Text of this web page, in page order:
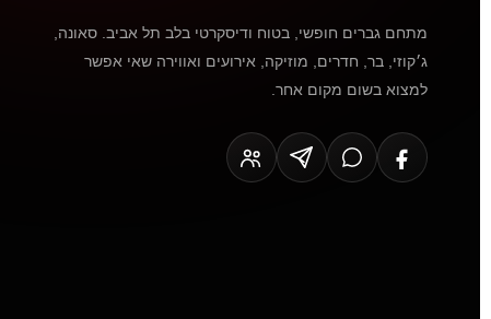
מתחם גברים חופשי, בטוח ודיסקרטי בלב תל אביב. סאונה,
ג׳קוזי, בר, חדרים, מוזיקה, אירועים ואווירה שאי אפשר
למצוא בשום מקום אחר.